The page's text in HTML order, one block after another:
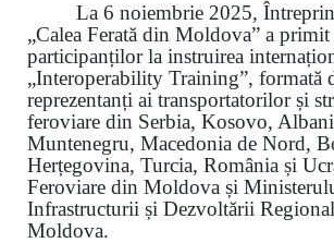
La 6 noiembrie 2025,
„Calea Ferată din Moldova” a primit
participanților la instruirea
„Interoperability Training”, formată
reprezentanți ai transportatorilor și
feroviare din Serbia, Kosovo,
Muntenegru, Macedonia de Nord,
Herțegovina, Turcia, România și
Feroviare din Moldova și
Infrastructurii și Dezvoltării
Moldova.